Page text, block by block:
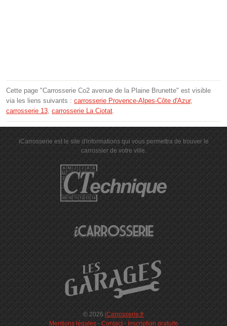
Cette page "Carrosserie Co2 avenue de la Plaine Brunette" est visible
via les liens suivants : carrosserie Provence-Alpes-Côte d'Azur,
carrosserie 13, carrosserie La Ciotat.
iCarrosserie est le site d'informations qui vous permettra de trouver le
carrossier de votre ville.
© 2026 iCarrosserie.fr
Mentions légales- Contact- Inscription gratuite